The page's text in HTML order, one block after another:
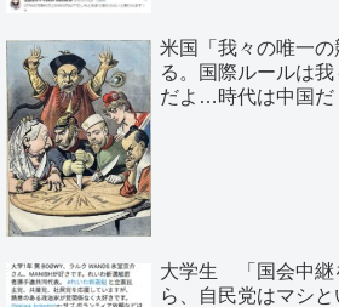
米国「我々の唯一
る。国際ルールは
だよ…時代は中国だ
大学生 「国会中継
ら、自民党はマシ